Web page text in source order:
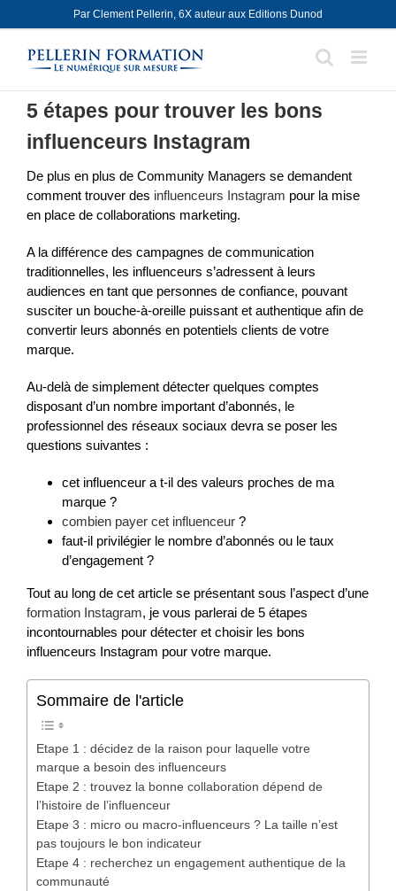
to
content
Par Clement Pellerin, 6X auteur aux Editions Dunod
5 étapes pour trouver les bons
influenceurs Instagram
De plus en plus de Community Managers se demandent
comment trouver des influenceurs Instagram pour la mise
en place de collaborations marketing.
A la différence des campagnes de communication
traditionnelles, les influenceurs s’adressent à leurs
audiences en tant que personnes de confiance, pouvant
susciter un bouche-à-oreille puissant et authentique afin de
convertir leurs abonnés en potentiels clients de votre
marque.
Au-delà de simplement détecter quelques comptes
disposant d’un nombre important d’abonnés, le
professionnel des réseaux sociaux devra se poser les
questions suivantes :
cet influenceur a t-il des valeurs proches de ma
marque ?
combien payer cet influenceur ?
faut-il privilégier le nombre d’abonnés ou le taux
d’engagement ?
Tout au long de cet article se présentant sous l’aspect d’une
formation Instagram, je vous parlerai de 5 étapes
incontournables pour détecter et choisir les bons
influenceurs Instagram pour votre marque.
Sommaire de l'article
Etape 1 : décidez de la raison pour laquelle votre
marque a besoin des influenceurs
Etape 2 : trouvez la bonne collaboration dépend de
l’histoire de l’influenceur
Etape 3 : micro ou macro-influenceurs ? La taille n’est
pas toujours le bon indicateur
Etape 4 : recherchez un engagement authentique de la
communauté